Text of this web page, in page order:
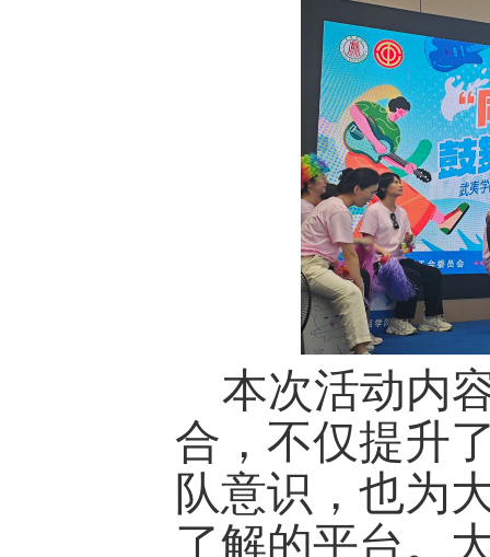
本次活动内
合，不仅提升
队意识，也为
了解的平台。